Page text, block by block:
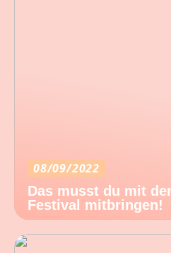
08/09/2022
Das musst du mit
Festival mitbringen!